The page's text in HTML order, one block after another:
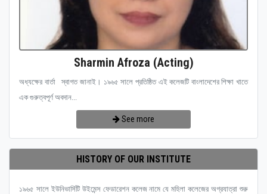
Sharmin Afroza (Acting)
অধ্যক্ষের বার্তা স্বাগত জানাই। ১৯৬৫ সালে প্রতিষ্ঠিত এই কলেজটি বাংলাদেশের শিক্ষা খাতে
এক গুরুত্বপূর্ণ অবদান...
See more
HISTORY OF OUR INSTITUTE
১৯৬৫ সালে ইউনিভার্সিটি উইমেন্স ফেডারেশন কলেজ নামে যে মহিলা কলেজের অগ্রযাত্রা শুরু